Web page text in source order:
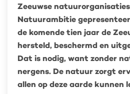
Zeeuwse
Natuurambitie
de komende tien jaar de
hersteld, beschermd en
Dat is nodig, want zonder
nergens. De natuur zorgt
allen op deze aarde kunnen